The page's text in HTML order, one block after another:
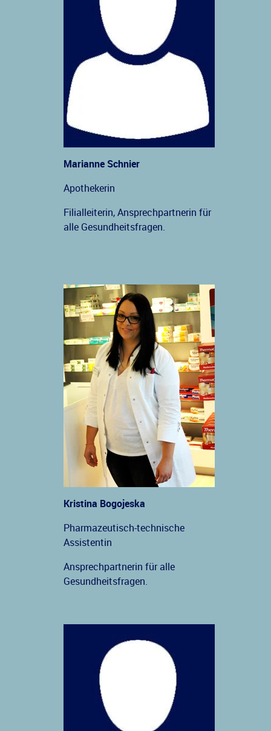
Marianne Schnier
Apothekerin
Filialleiterin, Ansprechpartnerin für
alle Gesundheitsfragen.
Kristina Bogojeska
Pharmazeutisch-technische
Assistentin
Ansprechpartnerin für alle
Gesundheitsfragen.